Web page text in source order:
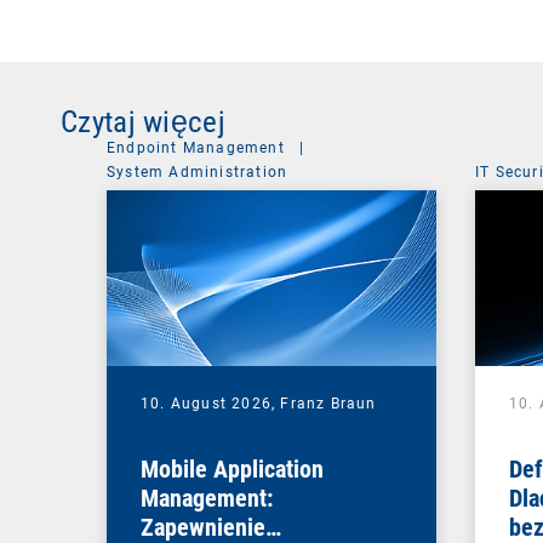
Czytaj więcej
Endpoint Management
|
System Administration
10. August 2026, Franz Braun
Mobile Application
Management:
Zapewnienie
IT
10.